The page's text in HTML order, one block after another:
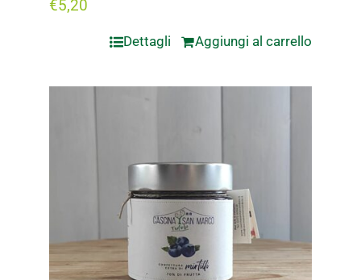
€5,20
Aggiungi al carrello
Dettagli